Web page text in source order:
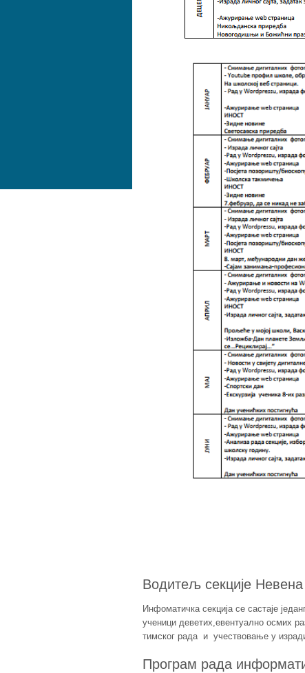
Водитељ секције
Инфоматичка секција се састаје
ученици деветих,евентуално осмих
тимског рада и учествовање у
Програм рада